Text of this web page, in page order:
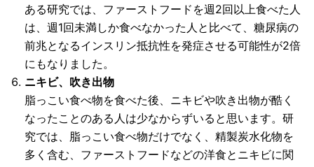
ある研究では、ファーストフードを週2回以上食べた人
は、週1回未満しか食べなかった人と比べて、糖尿病の
前兆となるインスリン抵抗性を発症させる可能性が2倍
にもなりました。
ニキビ、吹き出物
脂っこい食べ物を食べた後、ニキビや吹き出物が酷く
なったことのある人は少なからずいると思います。研
究では、脂っこい食べ物だけでなく、精製炭水化物を
多く含む、ファーストフードなどの洋食とニキビに関